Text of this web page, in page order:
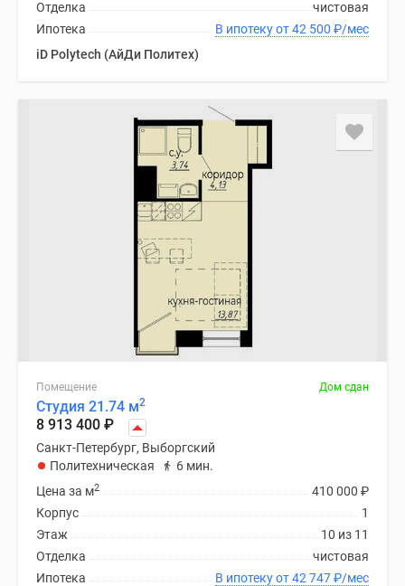
чистовая
Отделка
В ипотеку от 42 500 ₽/мес
Ипотека
iD Polytech (АйДи Политех)
Помещение Дом сдан
Студия 21.74 м2
8 913 400 ₽
Санкт-Петербург, Выборгский
Политехническая
6 мин.
410 000 ₽
Цена за м2
1
Корпус
10 из 11
Этаж
чистовая
Отделка
В ипотеку от 42 747₽/мес
Ипотека